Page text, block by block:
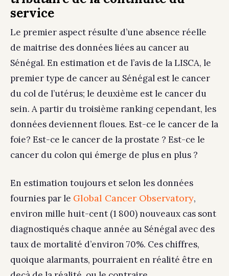
service
Le premier aspect résulte d’une absence réelle
de maitrise des données liées au cancer au
Sénégal. En estimation et de l’avis de la LISCA, le
premier type de cancer au Sénégal est le cancer
du col de l’utérus; le deuxième est le cancer du
sein. A partir du troisième ranking cependant, les
données deviennent floues. Est-ce le cancer de la
foie? Est-ce le cancer de la prostate ? Est-ce le
cancer du colon qui émerge de plus en plus ?
En estimation toujours et selon les données
fournies par le Global Cancer Observatory,
environ mille huit-cent (1 800) nouveaux cas sont
diagnostiqués chaque année au Sénégal avec des
taux de mortalité d’environ 70%. Ces chiffres,
quoique alarmants, pourraient en réalité être en